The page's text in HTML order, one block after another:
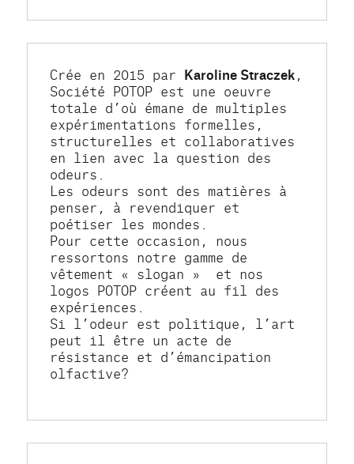
Crée en 2015 par Karoline Straczek,
Société POTOP est une oeuvre
totale d’où émane de multiples
expérimentations formelles,
structurelles et collaboratives
en lien avec la question des
odeurs.
Les odeurs sont des matières à
penser, à revendiquer et
poétiser les mondes.
Pour cette occasion, nous
ressortons notre gamme de
vêtement « slogan »  et nos
logos POTOP créent au fil des
expériences.
Si l’odeur est politique, l’art
peut il être un acte de
résistance et d’émancipation
olfactive?